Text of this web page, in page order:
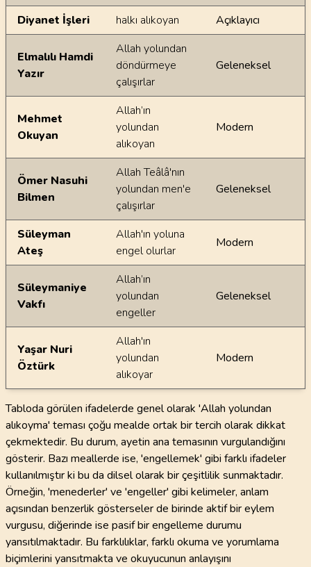
Diyanet İşleri halkı alıkoyan Açıklayıcı
Elmalılı Hamdi
Yazır
Allah yolundan
döndürmeye
çalışırlar
Geleneksel
Mehmet
Okuyan
Allah’ın
yolundan
alıkoyan
Modern
Ömer Nasuhi
Bilmen
Allah Teâlâ'nın
yolundan men'e
çalışırlar
Geleneksel
Süleyman
Ateş
Allah'ın yoluna
engel olurlar
Modern
Süleymaniye
Vakfı
Allah’ın
yolundan
engeller
Geleneksel
Yaşar Nuri
Öztürk
Allah'ın
yolundan
alıkoyar
Modern
Tabloda görülen ifadelerde genel olarak 'Allah yolundan
alıkoyma' teması çoğu mealde ortak bir tercih olarak dikkat
çekmektedir. Bu durum, ayetin ana temasının vurgulandığını
gösterir. Bazı meallerde ise, 'engellemek' gibi farklı ifadeler
kullanılmıştır ki bu da dilsel olarak bir çeşitlilik sunmaktadır.
Örneğin, 'menederler' ve 'engeller' gibi kelimeler, anlam
açısından benzerlik gösterseler de birinde aktif bir eylem
vurgusu, diğerinde ise pasif bir engelleme durumu
yansıtılmaktadır. Bu farklılıklar, farklı okuma ve yorumlama
biçimlerini yansıtmakta ve okuyucunun anlayışını